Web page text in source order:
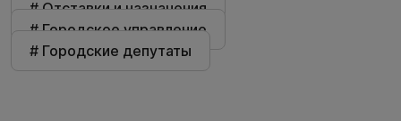
# Отставки и назначения
# Городское управление
# Городские депутаты